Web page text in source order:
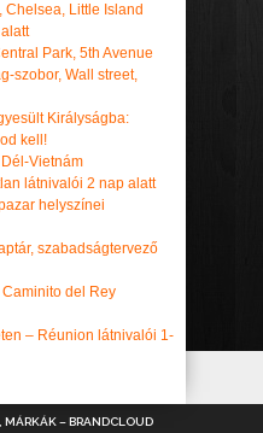
Chelsea, Little Island
Park, 5th Avenue
szobor, Wall street,
Királyságba:
kell!
Vietnám
látnivalói 2 nap alatt
helyszínei
szabadságtervező
del Rey
– Réunion látnivalói 1-
MÁRKÁK – BRANDCLOUD